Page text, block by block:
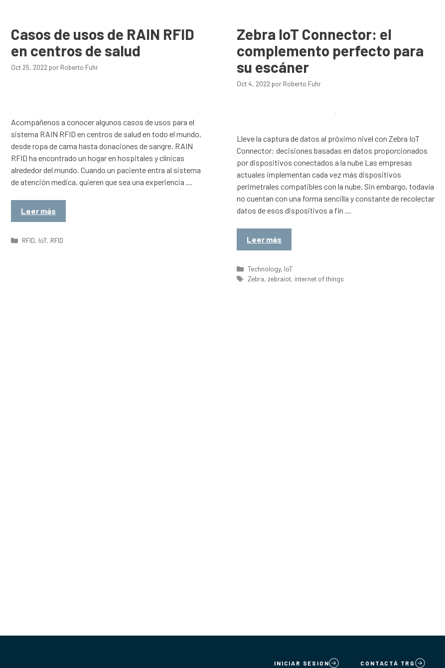
Casos de usos de RAIN RFID
en centros de salud
Oct 25, 2022 por Roberto Fuhr
Acompáñenos a conocer algunos casos de usos para el
sistema RAIN RFID en centros de salud en todo el mundo,
desde ropa de cama hasta donaciones de sangre. RAIN
RFID ha encontrado un hogar en hospitales y clínicas
alrededor del mundo. Cuando un paciente entra al sistema
de atención medica, quieren que sea una experiencia …
Leer más
Categorías
RFID, IoT, RFID
Zebra IoT Connector: el
complemento perfecto para
su escáner
Oct 4, 2022 por Roberto Fuhr
Lleve la captura de datos al próximo nivel con Zebra IoT
Connector: decisiones basadas en datos proporcionados
por dispositivos conectados a la nube Las empresas
actuales implementan cada vez más dispositivos
perimetrales compatibles con la nube. Sin embargo, todavía
no cuentan con una forma sencilla y constante de recolectar
datos de esos dispositivos a fin …
Leer más
Categorías
Technology, IoT
Etiquetas
Zebra, zebraiot, internet of things
INICIAR SESION CONTACTÁ TRG